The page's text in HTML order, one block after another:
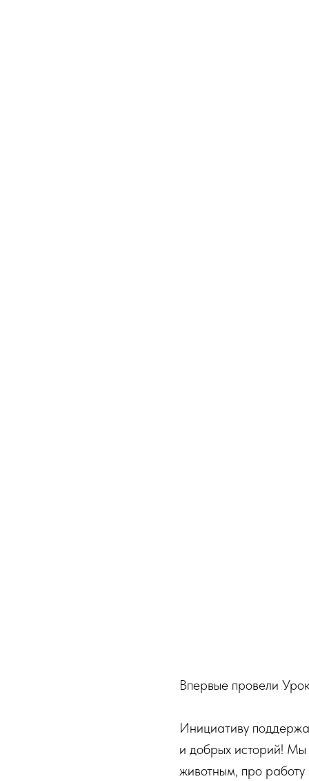
Впервые провели
Инициативу
и добрых историй! Мы
животным, про работу